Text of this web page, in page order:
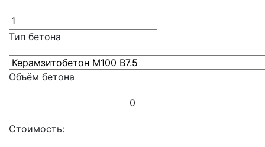
Тип бетона
Объём бетона
0
Стоимость: